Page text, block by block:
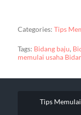
Categories: Tips
Tags: Bidang baju,
memulai usaha
Tips